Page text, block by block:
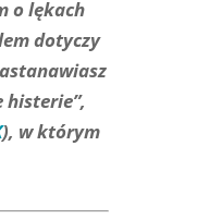
o lękach
dotyczy
histerie”,
), w którym